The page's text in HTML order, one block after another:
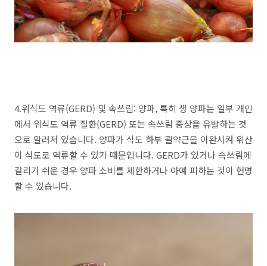
4.위식도 역류(GERD) 및 속쓰림: 양파, 특히 생 양파는 일부 개인
에서 위식도 역류 질환(GERD) 또는 속쓰림 증상을 유발하는 것
으로 알려져 있습니다. 양파가 식도 하부 괄약근을 이완시켜 위산
이 식도로 역류할 수 있기 때문입니다. GERD가 있거나 속쓰림에
걸리기 쉬운 경우 양파 소비를 제한하거나 아예 피하는 것이 현명
할 수 있습니다.